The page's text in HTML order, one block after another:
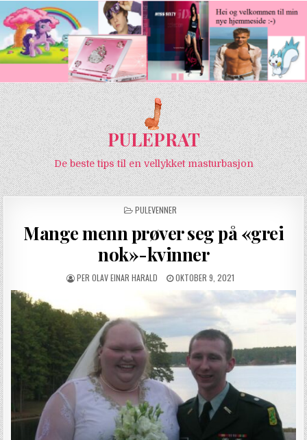
PULEPRAT
De beste tips til en vellykket masturbasjon
POSTED IN
PULEVENNER
Mange menn prøver seg på «grei
nok»-kvinner
AUTHOR:
PER OLAV EINAR HARALD PUBLISHED DATE:
OKTOBER 9, 2021